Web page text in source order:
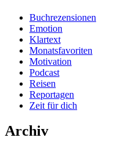
Buchrezensionen
Emotion
Klartext
Monatsfavoriten
Motivation
Podcast
Reisen
Reportagen
Zeit für dich
Archiv